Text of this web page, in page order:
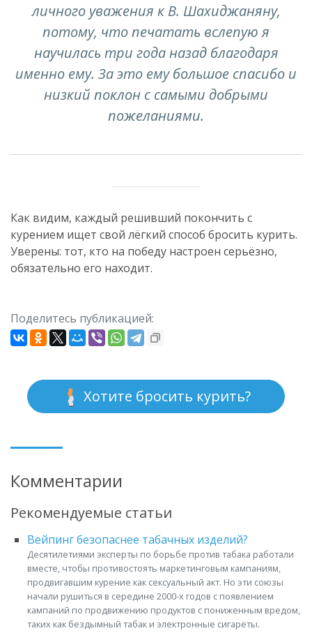
личного уважения к В. Шахиджаняну,
потому, что печатать вслепую я
научилась три года назад благодаря
именно ему. За это ему большое спасибо и
низкий поклон с самыми добрыми
пожеланиями.
Как видим, каждый решивший покончить с
курением ищет свой лёгкий способ бросить курить.
Уверены: тот, кто на победу настроен серьёзно,
обязательно его находит.
Поделитесь публикацией:
Хотите бросить курить?
Комментарии
Рекомендуемые статьи
Вейпинг безопаснее табачных изделий?
Десятилетиями эксперты по борьбе против табака работали
вместе, чтобы противостоять маркетинговым кампаниям,
продвигавшим курение как сексуальный акт. Но эти союзы
начали рушиться в середине 2000-х годов с появлением
кампаний по продвижению продуктов с пониженным вредом,
таких как бездымный табак и электронные сигареты.